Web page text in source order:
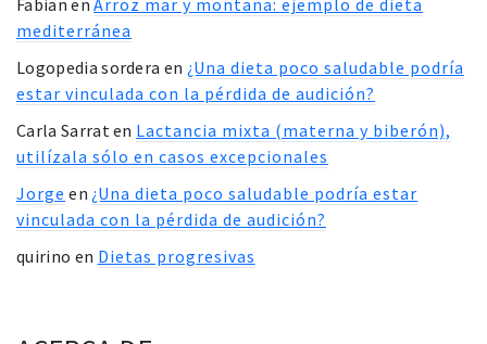
Fabian enArroz mar y montaña: ejemplo de dieta
mediterránea
Logopedia sordera en ¿Una dieta poco saludable podría
estar vinculada con la pérdida de audición?
Carla Sarraten Lactancia mixta (materna y biberón),
utilízala sólo en casos excepcionales
Jorge en ¿Una dieta poco saludable podría estar
vinculada con la pérdida de audición?
quirino en Dietas progresivas